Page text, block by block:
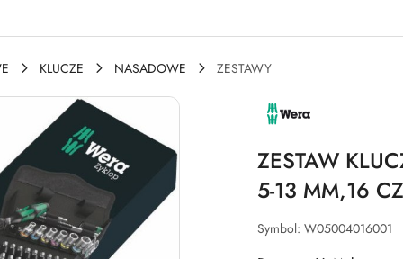
KLUCZE NASADOWE ZESTAWY
NAZWA
PRODUCENTA:
WERA
ZESTAW
5-13 MM,16
Symbol: W05004016001